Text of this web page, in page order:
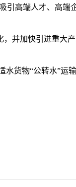
引高端人才、高端
并加快引进重大
货物“公转水”运